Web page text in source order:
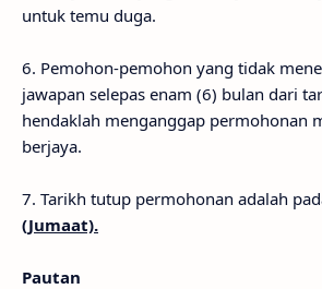
untuk temu duga.
6. Pemohon-pemohon yang tidak
jawapan selepas enam (6) bulan dari
hendaklah menganggap permohonan
berjaya.
7. Tarikh tutup permohonan adalah
(Jumaat).
Pautan